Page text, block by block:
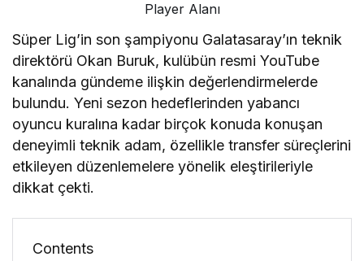
Player Alanı
Süper Lig’in son şampiyonu Galatasaray’ın teknik
direktörü Okan Buruk, kulübün resmi YouTube
kanalında gündeme ilişkin değerlendirmelerde
bulundu. Yeni sezon hedeflerinden yabancı
oyuncu kuralına kadar birçok konuda konuşan
deneyimli teknik adam, özellikle transfer süreçlerini
etkileyen düzenlemelere yönelik eleştirileriyle
dikkat çekti.
Contents